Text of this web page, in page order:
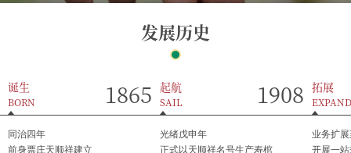
发展历史
诞生
BORN 1865
同治四年
前身票庄天顺祥建立
起航
SAIL 1908
光绪戊申年
正式以天顺祥名号生产寿棺
拓展
EXPAND
业务扩
开展一